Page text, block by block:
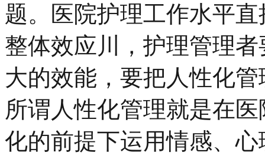
题。医院护理工作水平
整体效应川，护理管理
大的效能，要把人性化
所谓人性化管理就是在
化的前提下运用情感、